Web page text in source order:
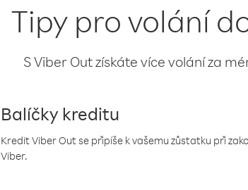
Tipy pro volání
S Viber Out získáte více volání za
Balíčky kreditu
Kredit Viber Out se připíše k vašemu zůstatku při
Viber.